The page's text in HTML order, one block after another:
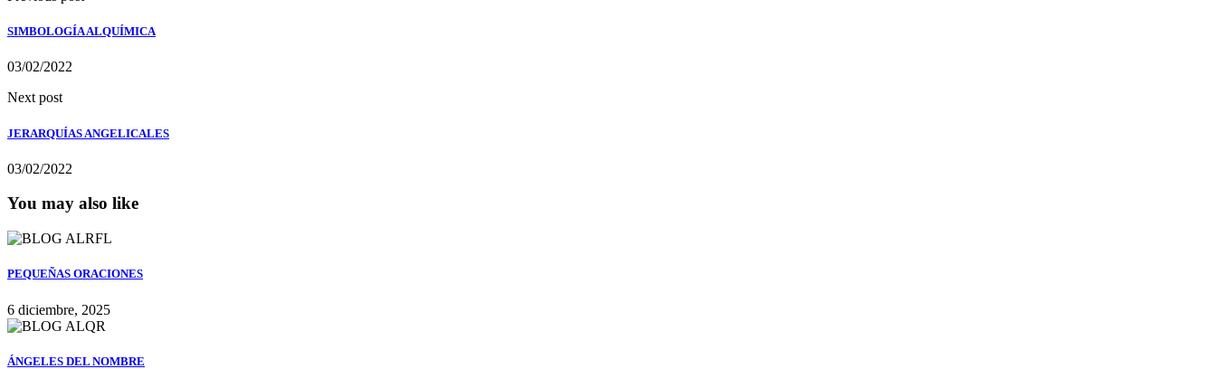
SIMBOLOGÍA ALQUÍMICA
03/02/2022
Next post
JERARQUÍAS ANGELICALES
03/02/2022
You may also like
PEQUEÑAS ORACIONES
6 diciembre, 2025
ÁNGELES DEL NOMBRE